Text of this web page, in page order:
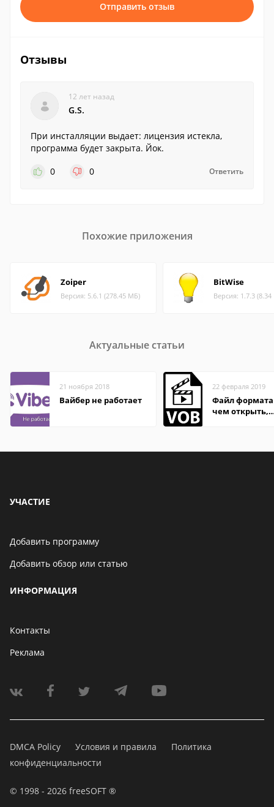
Отправить отзыв
Отзывы
12 лет назад
G.S.
При инсталляции выдает: лицензия истекла,
программа будет закрыта. Йок.
0
0 Ответить
Похожие приложения
Zoiper
Версия: 5.6.1 (278.45 МБ)
BitWise
Версия: 1.7.3
Актуальные статьи
21 ноября 2018
Вайбер не работает
22 февраля 2019
Файл формата
чем открыть,
УЧАСТИЕ
Добавить программу
Добавить обзор или статью
ИНФОРМАЦИЯ
Контакты
Реклама
DMCA Policy Условия и правила
Политика
конфиденциальности
© 1998 - 2026 freeSOFT ®